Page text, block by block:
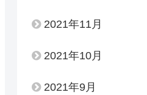
2021年11月
2021年10月
2021年9月